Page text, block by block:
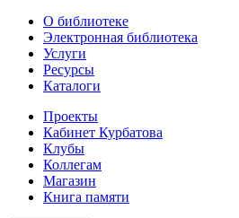
О библиотеке
Электронная библиотека
Услуги
Ресурсы
Каталоги
Проекты
Кабинет Курбатова
Клубы
Коллегам
Магазин
Книга памяти